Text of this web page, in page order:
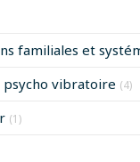
familiales et
psycho vibratoire (4)
(1)